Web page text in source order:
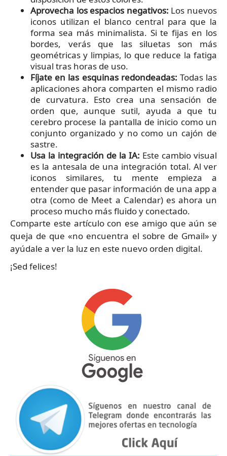
Aprovecha los espacios negativos: Los nuevos
iconos utilizan el blanco central para que la
forma sea más minimalista. Si te fijas en los
bordes, verás que las siluetas son más
geométricas y limpias, lo que reduce la fatiga
visual tras horas de uso.
Fíjate en las esquinas redondeadas: Todas las
aplicaciones ahora comparten el mismo radio
de curvatura. Esto crea una sensación de
orden que, aunque sutil, ayuda a que tu
cerebro procese la pantalla de inicio como un
conjunto organizado y no como un cajón de
sastre.
Usa la integración de la IA: Este cambio visual
es la antesala de una integración total. Al ver
iconos similares, tu mente empieza a
entender que pasar información de una app a
otra (como de Meet a Calendar) es ahora un
proceso mucho más fluido y conectado.
Comparte este artículo con ese amigo que aún se
queja de que «no encuentra el sobre de Gmail» y
ayúdale a ver la luz en este nuevo orden digital.
¡Sed felices!